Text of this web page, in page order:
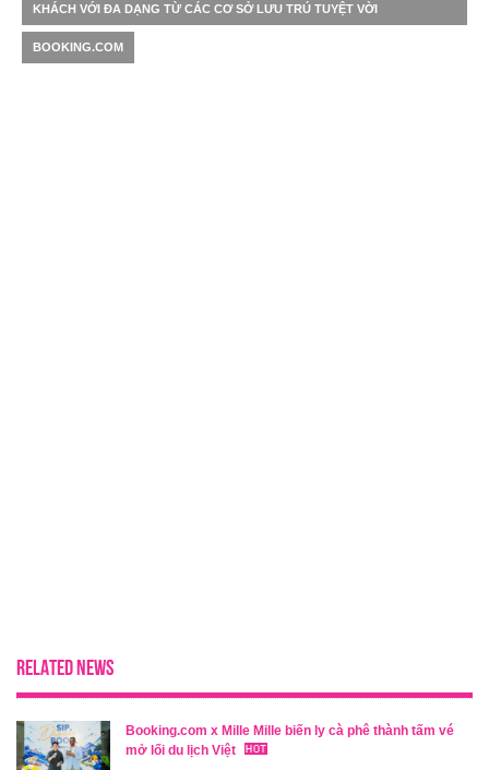
KHÁCH VỚI ĐA DẠNG TỪ CÁC CƠ SỞ LƯU TRÚ TUYỆT VỜI
BOOKING.COM
RELATED NEWS
Booking.com x Mille Mille biến ly cà phê thành tấm vé
mở lối du lịch Việt